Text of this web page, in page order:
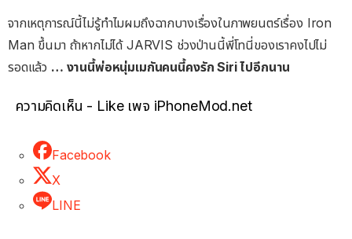
จากเหตุการณ์นี้ไม่รู้ทำไมผมถึงฉากบางเรื่องในภาพยนตร์เรื่อง Iron
Man ขึ้นมา ถ้าหากไม่ได้ JARVIS ช่วงป่านนี้พี่โทนี่ของเราคงไปไม่
รอดแล้ว … งานนี้พ่อหนุ่มเมกันคนนี้คงรัก Siri ไปอีกนาน
ความคิดเห็น - Like เพจ iPhoneMod.net
Facebook
X
LINE